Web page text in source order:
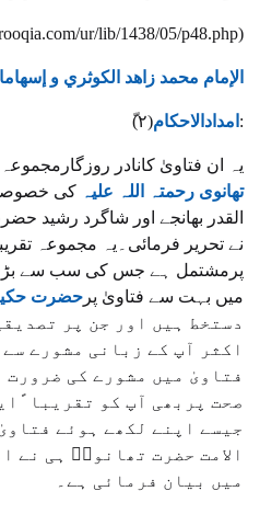
ur/lib/1438/05/p48.php)
الإمام محمد زاهد الكوثري و
ّ(۲)امدادالاحکام :
یہ ان فتاویٰ کانادر
تھانوی رحمتہ اللہ علیہ کی
القدر بھانجے اور شاگرد رشید
نے تحریر فرمائی۔یہ مجموعہ
پرمشتمل ہے جس کی سب سے
میں بہت سے فتاویٰ پر حضرت
دستخط ہیں اور جن پر
اکثر آپ کے زبانی مشورے
فتاویٰ میں مشورے کی ضرورت
صحت پربھی آپ کو تقریبا
جیسے اپنے لکھے ہوئے
الامت حضرت تھانویؒ ہی نے
میں بیان فرمائی ہے۔